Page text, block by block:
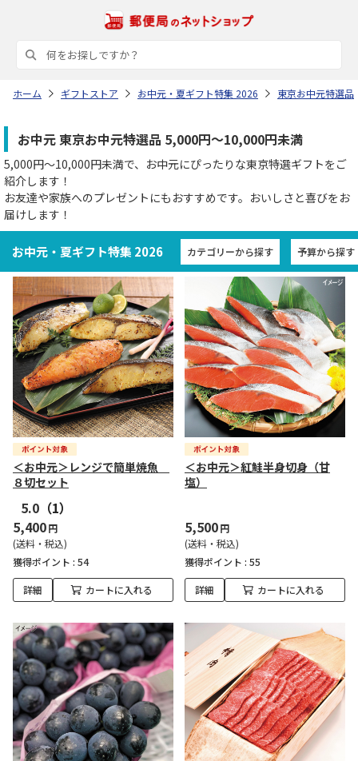
ホーム ギフトストア お中元・夏ギフト特集 2026 東京お中元特選品
お中元 東京お中元特選品 5,000円～10,000円未満
5,000円～10,000円未満で、お中元にぴったりな東京特選ギフトをご
紹介します！
お友達や家族へのプレゼントにもおすすめです。おいしさと喜びをお
届けします！
お中元・夏ギフト特集 2026 カテゴリーから探す 予算から探す
＜お中元＞レンジで簡単焼魚
８切セット
5.0 （1）
5,400円
(送料・税込)
獲得ポイント : 54
詳細 カートに入れる
＜お中元＞紅鮭半身切身（甘
塩）
5,500円
(送料・税込)
獲得ポイント : 55
詳細 カートに入れる